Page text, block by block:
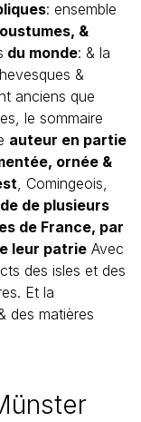
: ensemble
&
du monde: & la
&
anciens que
le sommaire
auteur en partie
ornée &
, Comingeois,
de plusieurs
de France, par
leur patrie Avec
des isles et des
Et la
des matières